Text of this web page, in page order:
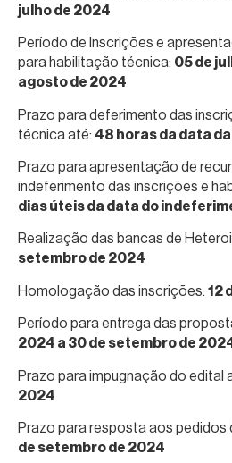
julho de 2024
Período de Inscrições e
para habilitação técnica: 05 de
agosto de 2024
Prazo para deferimento das
técnica até: 48 horas da data
Prazo para apresentação de
indeferimento das inscrições e
dias úteis da data do
Realização das bancas de
setembro de 2024
Homologação das inscrições: 12
Período para entrega das
2024 a 30 de setembro de
Prazo para impugnação do edital
2024
Prazo para resposta aos pedidos
de setembro de 2024